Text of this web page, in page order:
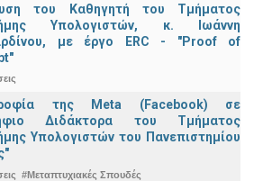
του Καθηγητή του Τμήματος
Υπολογιστών, κ. Ιωάννη
με έργο ERC - "Proof of
της Meta (Facebook) σε
Διδάκτορα του Τμήματος
Υπολογιστών του Πανεπιστημίου
#Μεταπτυχιακές Σπουδές